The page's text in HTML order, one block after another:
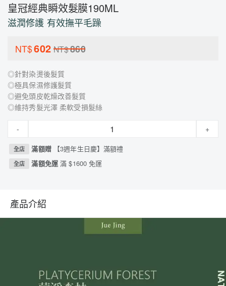
皇冠經典瞬效髮膜190ML
滋潤修護 有效撫平毛躁
NT$602 NT$860
◎針對染燙後髮質
◎極具保濕修護髮質
◎避免頭皮乾燥改善髮質
◎維持秀髮光澤 柔軟受損髮絲
- +
全店 滿額贈 【3週年生日慶】滿額禮
全店 滿額免運滿 $1600 免運
產品介紹